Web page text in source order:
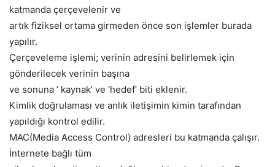
katmanda çerçevelenir ve
artık fiziksel ortama girmeden önce son işlemler burada
yapılır.
Çerçeveleme işlemi; verinin adresini belirlemek için
gönderilecek verinin başına
ve sonuna ‘ kaynak’ ve ‘hedef’ biti eklenir.
Kimlik doğrulaması ve anlık iletişimin kimin tarafından
yapıldığı kontrol edilir.
MAC(Media Access Control) adresleri bu katmanda çalışır.
İnternete bağlı tüm